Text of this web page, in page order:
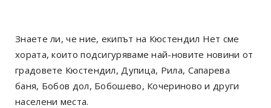
Знаете ли, че ние, екипът на Кюстендил Нет сме
хората, които подсигуряваме най-новите новини от
градовете Кюстендил, Дупица, Рила, Сапарева
баня, Бобов дол, Бобошево, Кочериново и други
населени места.